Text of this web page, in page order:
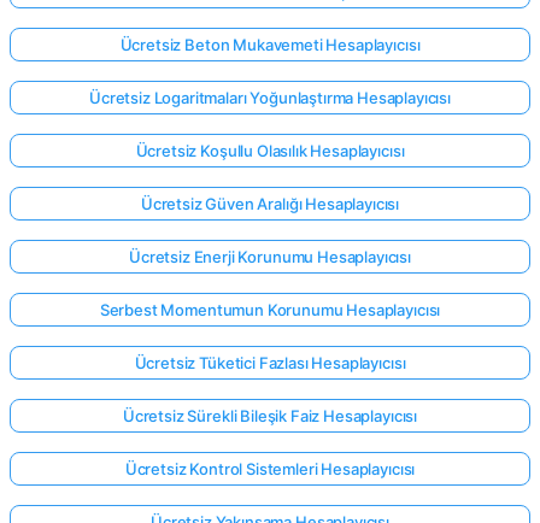
Ücretsiz Beton Mukavemeti Hesaplayıcısı
Ücretsiz Logaritmaları Yoğunlaştırma Hesaplayıcısı
Ücretsiz Koşullu Olasılık Hesaplayıcısı
Ücretsiz Güven Aralığı Hesaplayıcısı
Ücretsiz Enerji Korunumu Hesaplayıcısı
Serbest Momentumun Korunumu Hesaplayıcısı
Ücretsiz Tüketici Fazlası Hesaplayıcısı
Ücretsiz Sürekli Bileşik Faiz Hesaplayıcısı
Ücretsiz Kontrol Sistemleri Hesaplayıcısı